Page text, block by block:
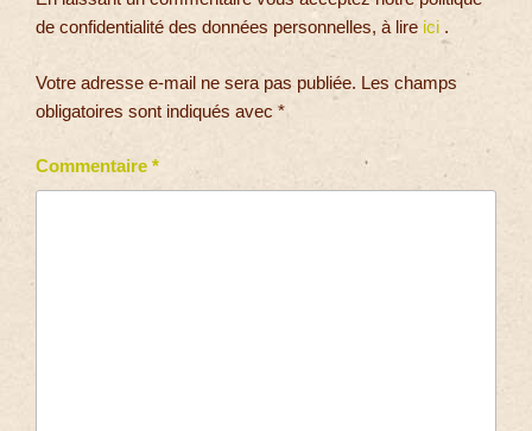
de confidentialité des données personnelles, à lire ici .
Votre adresse e-mail ne sera pas publiée. Les champs
obligatoires sont indiqués avec *
Commentaire *